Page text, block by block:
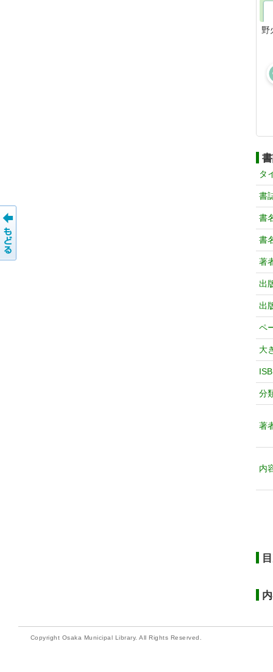
野
タ
書
書
書
著
出
出
ペ
大
分
著
内
Copyright Osaka Municipal Library. All Rights Reserved.